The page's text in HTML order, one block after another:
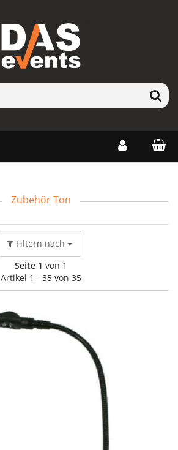
Zubehör Ton
Filtern nach
Seite 1 von 1
Artikel 1 - 35 von 35